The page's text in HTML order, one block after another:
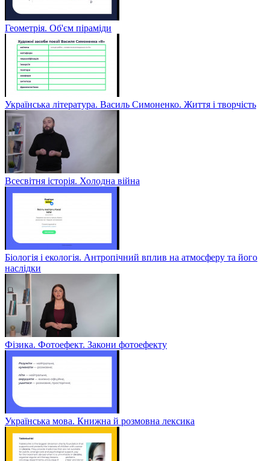
Геометрія. Об'єм піраміди
Українська література. Василь Симоненко. Життя і творчість
Всесвітня історія. Холодна війна
Біологія і екологія. Антропічний вплив на атмосферу та його
наслідки
Фізика. Фотоефект. Закони фотоефекту
Українська мова. Книжна й розмовна лексика